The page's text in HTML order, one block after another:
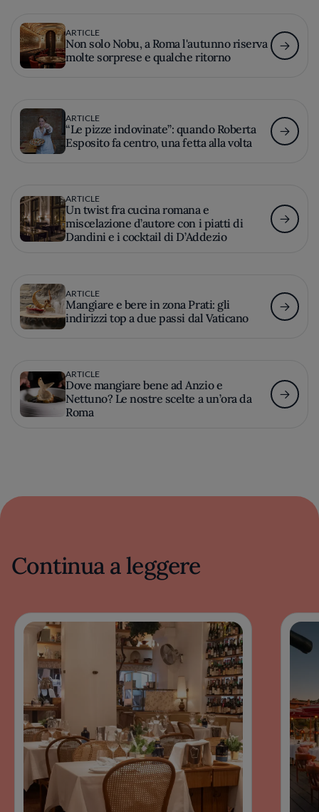
ARTICLE
Non solo Nobu, a Roma l'autunno riserva
molte sorprese e qualche ritorno
ARTICLE
“Le pizze indovinate”: quando Roberta
Esposito fa centro, una fetta alla volta
ARTICLE
Un twist fra cucina romana e
miscelazione d’autore con i piatti di
Dandini e i cocktail di D’Addezio
ARTICLE
Mangiare e bere in zona Prati: gli
indirizzi top a due passi dal Vaticano
ARTICLE
Dove mangiare bene ad Anzio e
Nettuno? Le nostre scelte a un’ora da
Roma
Continua a leggere